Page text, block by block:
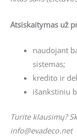
Atsiskaitymas už
naudojant
sistemas;
kredito ir
išankstiniu
Turite klausimų?
info@evadeco.net